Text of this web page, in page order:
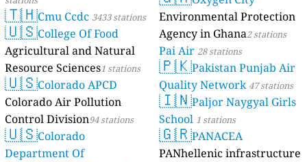
🇹🇭Cmu Ccdc 3433 stations
🇺🇸College Of Food
Agricultural and Natural
Resource Sciences1 stations
🇺🇸Colorado APCD
Colorado Air Pollution
Control Division94 stations
🇺🇸Colorado
Department Of
Environmental Protection
Agency in Ghana2 stations
Pai Air 28 stations
🇵🇰Pakistan Punjab Air
Quality Network 47 stations
🇮🇳Paljor Naygyal Girls
School 1 stations
🇬🇷PANACEA
PANhellenic infrastructure